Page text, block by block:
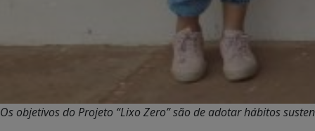
Os objetivos do Projeto “Lixo Zero” são de adotar hábitos